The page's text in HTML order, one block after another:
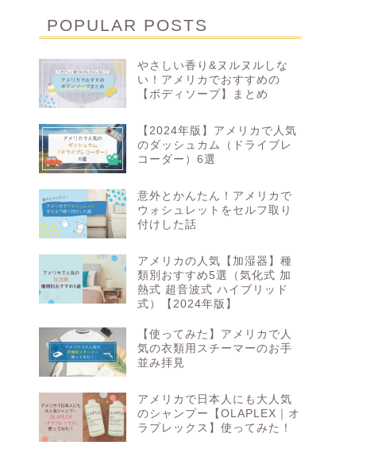
POPULAR POSTS
やさしい香り&ヌルヌルしな
い！アメリカでおすすめの
【ボディソープ】まとめ
【2024年版】アメリカで人気
のダッシュカム（ドライブレ
コーダー）6選
意外とかんたん！アメリカで
ウォシュレットをセルフ取り
付けした話
アメリカの人気【加湿器】種
類別おすすめ5選（気化式 加
熱式 超音波式 ハイブリッド
式）【2024年版】
【使ってみた】アメリカで人
気の衣類用スチーマーのお手
並み拝見
アメリカで日本人にも大人気
のシャンプー【OLAPLEX｜オ
ラプレックス】使ってみた！